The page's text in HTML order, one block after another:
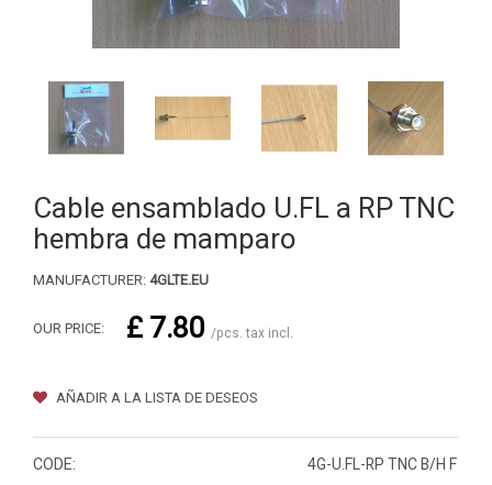
Cable ensamblado U.FL a RP TNC
hembra de mamparo
MANUFACTURER: 4GLTE.EU
OUR PRICE: £ 7.80 /pcs. tax incl.
AÑADIR A LA LISTA DE DESEOS
CODE: 4G-U.FL-RP TNC B/H F